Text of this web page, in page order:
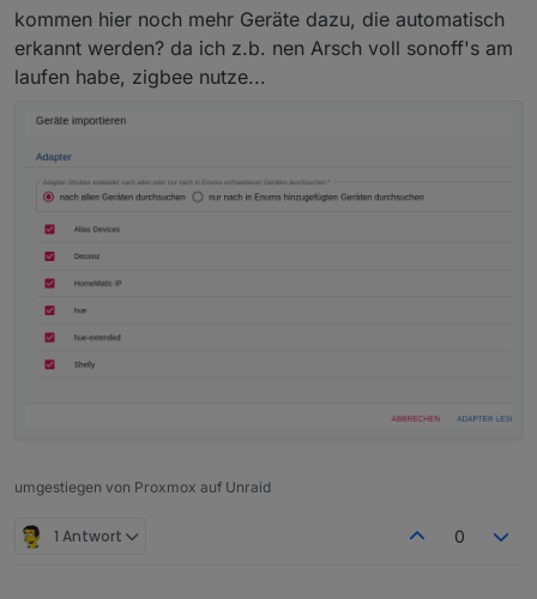
kommen hier noch mehr Geräte dazu, die automatisch
erkannt werden? da ich z.b. nen Arsch voll sonoff's am
laufen habe, zigbee nutze...
umgestiegen von Proxmox auf Unraid
1 Antwort 0